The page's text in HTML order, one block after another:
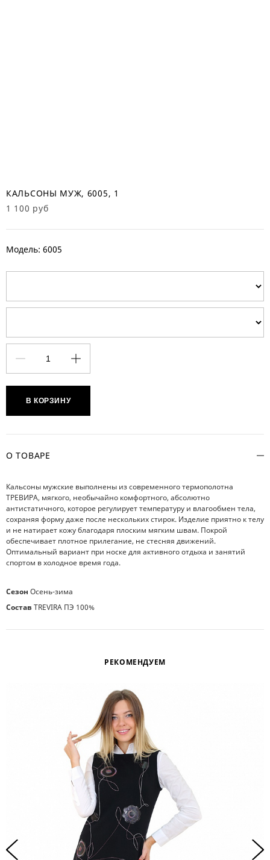
КАЛЬСОНЫ МУЖ, 6005, 1
1 100 руб
Модель: 6005
В КОРЗИНУ
О ТОВАРЕ
Кальсоны мужские выполнены из современного термополотна
ТРЕВИРА, мягкого, необычайно комфортного, абсолютно
антистатичного, которое регулирует температуру и влагообмен тела,
сохраняя форму даже после нескольких стирок. Изделие приятно к телу
и не натирает кожу благодаря плоским мягким швам. Покрой
обеспечивает плотное прилегание, не стесняя движений.
Оптимальный вариант при носке для активного отдыха и занятий
спортом в холодное время года.
Сезон Осень-зима
Состав TREVIRA ПЭ 100%
РЕКОМЕНДУЕМ